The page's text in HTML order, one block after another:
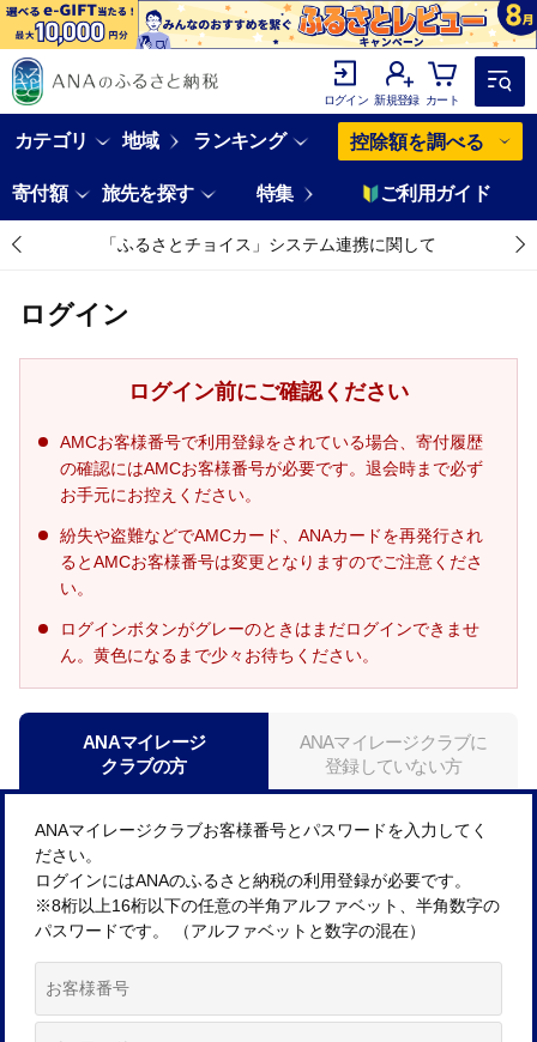
ログイン 新規登録 カート
カテゴリ 地域 ランキング 控除額を調べる
寄付額 旅先を探す 特集 ご利用ガイド
「ふるさとチョイス」システム連携に関して
ログイン
ログイン前にご確認ください
AMCお客様番号で利用登録をされている場合、寄付履歴
の確認にはAMCお客様番号が必要です。退会時まで必ず
お手元にお控えください。
紛失や盗難などでAMCカード、ANAカードを再発行され
るとAMCお客様番号は変更となりますのでご注意くださ
い。
ログインボタンがグレーのときはまだログインできませ
ん。黄色になるまで少々お待ちください。
ANAマイレージ
クラブの方
ANAマイレージクラブに
登録していない方
ANAマイレージクラブお客様番号とパスワードを入力してく
ださい。
ログインにはANAのふるさと納税の利用登録が必要です。
※8桁以上16桁以下の任意の半角アルファベット、半角数字の
パスワードです。 （アルファベットと数字の混在）